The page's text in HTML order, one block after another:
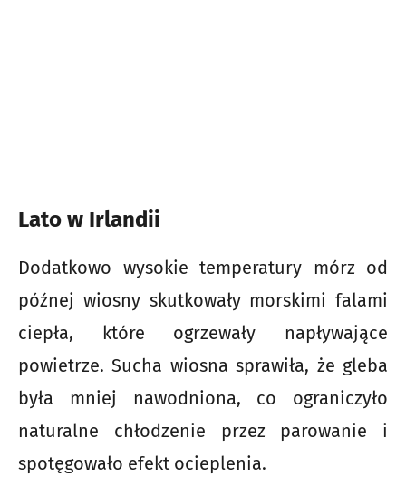
Lato w Irlandii
Dodatkowo wysokie temperatury mórz od
późnej wiosny skutkowały morskimi falami
ciepła, które ogrzewały napływające
powietrze. Sucha wiosna sprawiła, że gleba
była mniej nawodniona, co ograniczyło
naturalne chłodzenie przez parowanie i
spotęgowało efekt ocieplenia.